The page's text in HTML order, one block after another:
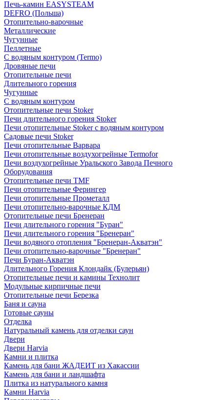
Печь-камин EASYSTEAM
DEFRO (Польша)
Отопительно-варочные
Металлические
Чугунные
Пеллетные
С водяным контуром (Termo)
Дровяные печи
Отопительные печи
Длительного горения
Чугунные
C водяным контуром
Отопительные печи Stoker
Печи длительного горения Stoker
Печи отопительные Stoker с водяным контуром
Садовые печи Stoker
Печи отопительные Варвара
Печи отопительные воздухогрейные Termofor
Печи воздухогрейные Уральского Завода Печного
Оборудования
Отопительные печи TMF
Печи отопительные Ферингер
Печи отопительные Прометалл
Печи отопительно-варочные КДМ
Отопительные печи Бренеран
Печи длительного горения "Буран"
Печи длительного горения "Бренеран"
Печи водяного отопления "Бренеран-Акватэн"
Печи отопительно-варочные "Бренеран"
Печи Буран-Акватэн
Длительного Горения Клондайк (Булерьян)
Отопительные печи и камины Технолит
Модульные кирпичные печи
Отопительные печи Березка
Баня и сауна
Готовые сауны
Отделка
Натуральный камень для отделки саун
Двери
Двери Harvia
Камни и плитка
Камень для бани ЖАДЕИТ из Хакассии
Камень для бани и ландшафта
Плитка из натурального камня
Камни Harvia